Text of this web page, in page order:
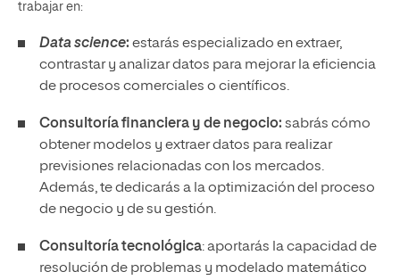
trabajar en:
Data science: estarás especializado en extraer,
contrastar y analizar datos para mejorar la eficiencia
de procesos comerciales o científicos.
Consultoría financiera y de negocio: sabrás cómo
obtener modelos y extraer datos para realizar
previsiones relacionadas con los mercados.
Además, te dedicarás a la optimización del proceso
de negocio y de su gestión.
Consultoría tecnológica: aportarás la capacidad de
resolución de problemas y modelado matemático